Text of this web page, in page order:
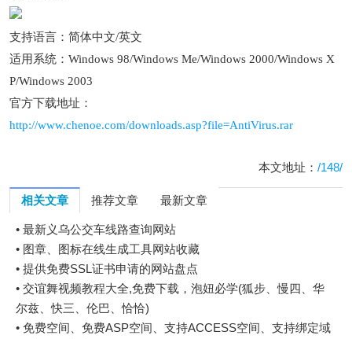
支持语言：简体中文/英文
适用系统：Windows 98/Windows Me/Windows 2000/Windows X
P/Windows 2003
官方下载地址：
http://www.chenoe.com/downloads.asp?file=AntiVirus.rar
本文地址： /148/
相关文章 推荐文章 最新文章
•最新义乌公交车线路查询网站
• 图章、图标在线生成工具网站收藏
•提供免费SSL证书申请的网站盘点
•交谊舞视频教程大全,免费下载，泡妞必学(狐步、慢四、华
尔兹、快三、伦巴、恰恰)
•免费空间、免费ASP空间、支持ACCESS空间、支持绑定域